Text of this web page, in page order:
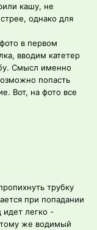
кашу, не
однако для
в первом
вводим катетер
Смысл именно
попасть
Вот, на фото все
трубку
при попадании
идет легко -
же водимый